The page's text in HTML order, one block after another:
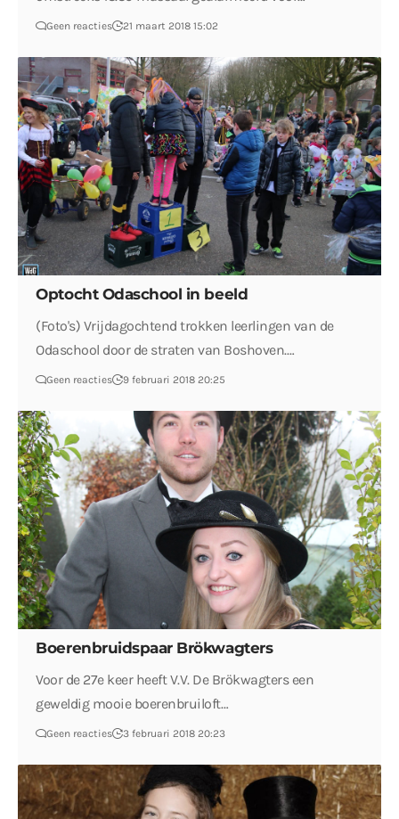
Geen reacties 21 maart 2018 15:02
Optocht Odaschool in beeld
(Foto's) Vrijdagochtend trokken leerlingen van de
Odaschool door de straten van Boshoven.…
Geen reacties 9 februari 2018 20:25
Boerenbruidspaar Brökwagters
Voor de 27e keer heeft V.V. De Brökwagters een
geweldig mooie boerenbruiloft…
Geen reacties 3 februari 2018 20:23